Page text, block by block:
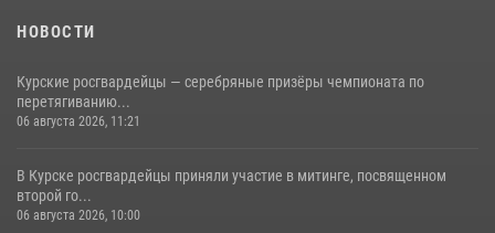
НОВОСТИ
Курские росгвардейцы — серебряные призёры чемпионата по
перетягиванию...
06 августа 2026, 11:21
В Курске росгвардейцы приняли участие в митинге, посвященном
второй го...
06 августа 2026, 10:00